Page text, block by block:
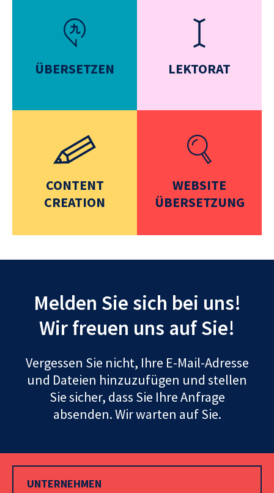
ÜBERSETZEN LEKTORAT
CONTENT
CREATION
WEBSITE
ÜBERSETZUNG
Melden Sie sich bei uns!
Wir freuen uns auf Sie!
Vergessen Sie nicht, Ihre E-Mail-Adresse
und Dateien hinzuzufügen und stellen
Sie sicher, dass Sie Ihre Anfrage
absenden. Wir warten auf Sie.